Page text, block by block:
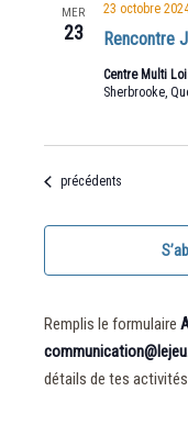
MER
23 Rencontre
23 octobre
Centre Multi
Sherbrooke,
Évènements
précédents
Remplis le formulaire
détails de tes